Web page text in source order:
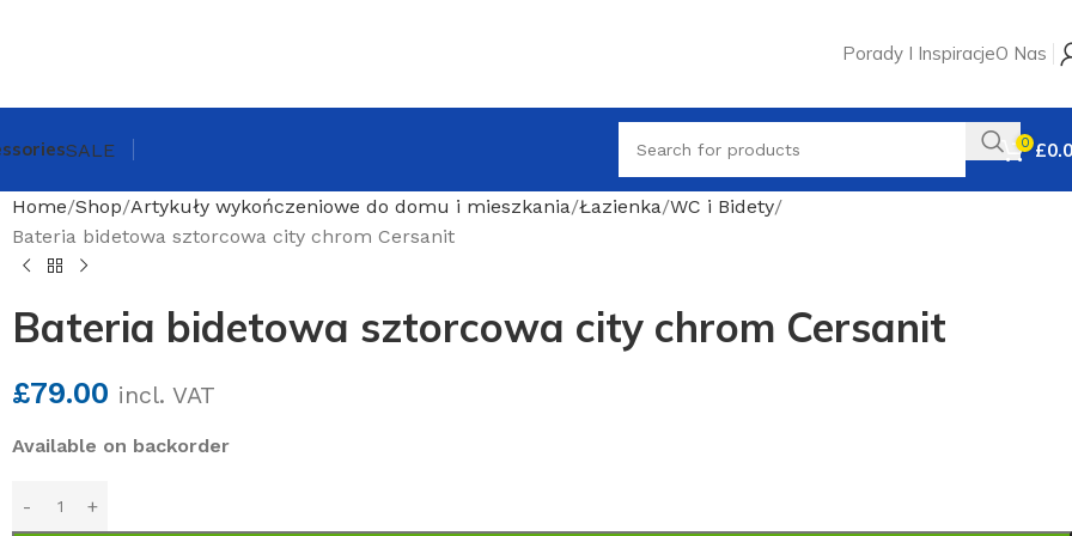
Porady I InspiracjeO Nas
SALE 0 £
Home Shop Artykuły wykończeniowe do domu i mieszkania Łazienka WC i Bidety
Bateria bidetowa sztorcowa city chrom Cersanit
Bateria bidetowa sztorcowa city chrom Cersanit
£79.00 incl. VAT
Available on backorder